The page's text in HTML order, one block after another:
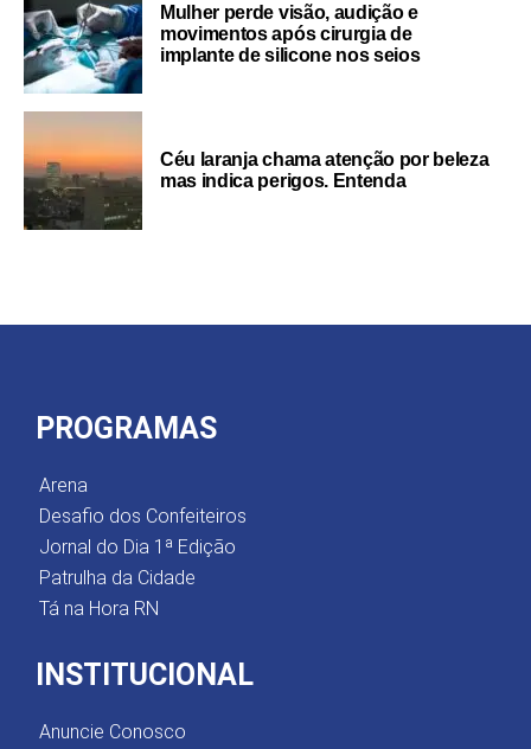
Mulher perde visão, audição e
movimentos após cirurgia de
implante de silicone nos seios
Céu laranja chama atenção por beleza
mas indica perigos. Entenda
PROGRAMAS
Arena
Desafio dos Confeiteiros
Jornal do Dia 1ª Edição
Patrulha da Cidade
Tá na Hora RN
INSTITUCIONAL
Anuncie Conosco